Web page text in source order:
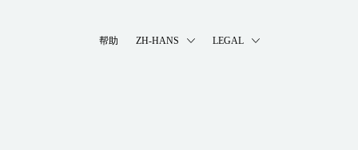
帮助 ZH-HANS LEGAL